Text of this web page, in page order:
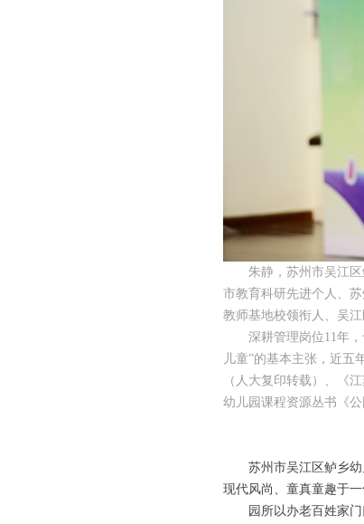
朱静，苏州市吴江
市教育科研先进个人、
教师基地校领衔人、吴
深耕管理岗位11年
儿童”的基本主张，近五
（人大复印转载）、《
幼儿园课程资源丛书《公
苏州市吴江区鲈乡
现代风尚、童真童趣于一
园所以办老百姓家